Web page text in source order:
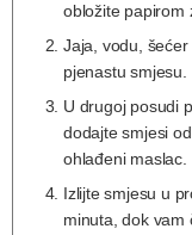
obložite papirom
Jaja, vodu,
pjenastu smjesu.
U drugoj posudi
dodajte smjesi
ohlađeni maslac.
Izlijte smjesu u
minuta, dok vam